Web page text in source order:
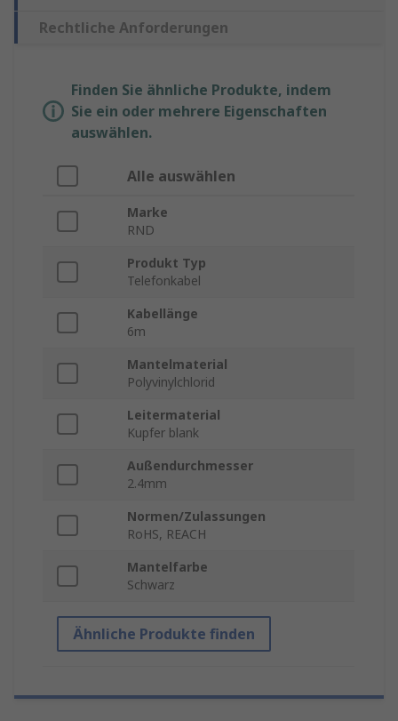
Rechtliche Anforderungen
Finden Sie ähnliche Produkte, indem
Sie ein oder mehrere Eigenschaften
auswählen.
Alle auswählen
Marke
RND
Produkt Typ
Telefonkabel
Kabellänge
6m
Mantelmaterial
Polyvinylchlorid
Leitermaterial
Kupfer blank
Außendurchmesser
2.4mm
Normen/Zulassungen
RoHS, REACH
Mantelfarbe
Schwarz
Ähnliche Produkte finden